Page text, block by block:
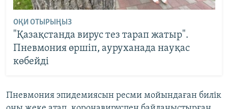
ОҚИ ОТЫРЫҢЫЗ
"Қазақстанда вирус тез тарап жатыр".
Пневмония өршіп, ауруханада науқас
көбейді
Пневмония эпидемиясын ресми мойындаған билік